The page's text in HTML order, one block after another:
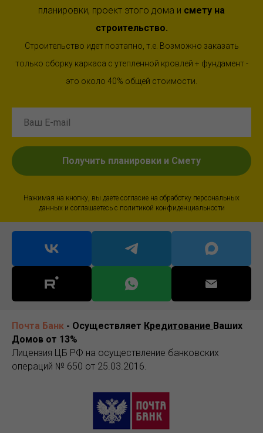
планировки, проект этого дома и смету на
строительство.
Строительство идет поэтапно, т.е. Возможно заказать
только сборку каркаса с утепленной кровлей + фундамент -
это около 40% общей стоимости.
Получить планировки и Смету
Нажимая на кнопку, вы даете согласие на обработку персональных
данных и соглашаетесь c политикой конфиденциальности
Почта Банк - Осуществляет Кредитование Ваших
Домов от 13%
Лицензия ЦБ РФ на осуществление банковских
операций № 650 от 25.03.2016.